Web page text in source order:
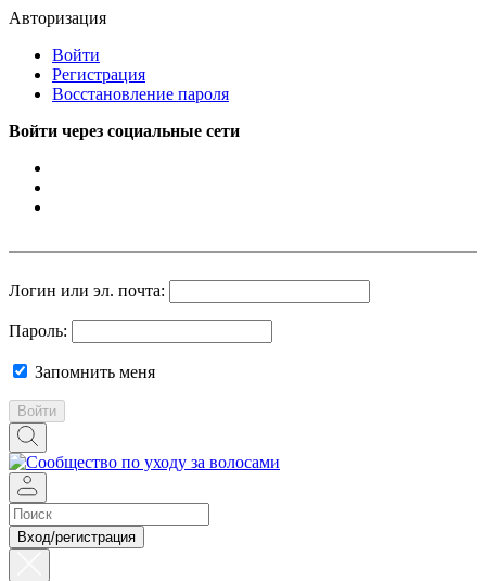
Авторизация
Войти
Регистрация
Восстановление пароля
Войти через социальные сети
Логин или эл. почта:
Пароль:
Запомнить меня
Войти
Вход/регистрация